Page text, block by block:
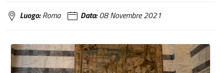
Luogo:Roma Data:08 Novembre 2021